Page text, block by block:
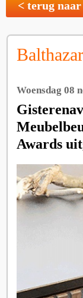
< terug
Woensdag 08
Awards